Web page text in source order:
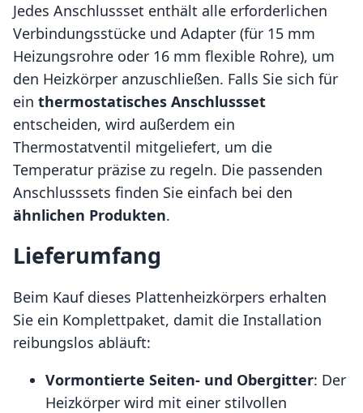
Jedes Anschlussset enthält alle erforderlichen
Verbindungsstücke und Adapter (für 15 mm
Heizungsrohre oder 16 mm flexible Rohre), um
den Heizkörper anzuschließen. Falls Sie sich für
ein thermostatisches Anschlussset
entscheiden, wird außerdem ein
Thermostatventil mitgeliefert, um die
Temperatur präzise zu regeln. Die passenden
Anschlusssets finden Sie einfach bei den
ähnlichen Produkten.
Lieferumfang
Beim Kauf dieses Plattenheizkörpers erhalten
Sie ein Komplettpaket, damit die Installation
reibungslos abläuft:
Vormontierte Seiten- und Obergitter: Der
Heizkörper wird mit einer stilvollen